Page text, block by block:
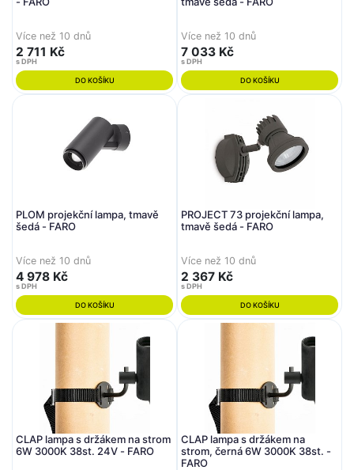
Více než 10 dnů
2 711 Kč
s DPH
DO KOŠÍKU
Více než 10 dnů
7 033 Kč
s DPH
DO KOŠÍKU
PLOM projekční lampa, tmavě
šedá - FARO
Více než 10 dnů
4 978 Kč
s DPH
DO KOŠÍKU
PROJECT 73 projekční lampa,
tmavě šedá - FARO
Více než 10 dnů
2 367 Kč
s DPH
DO KOŠÍKU
CLAP lampa s držákem na strom
6W 3000K 38st. 24V - FARO
CLAP lampa s držákem na
strom, černá 6W 3000K 38st. -
FARO